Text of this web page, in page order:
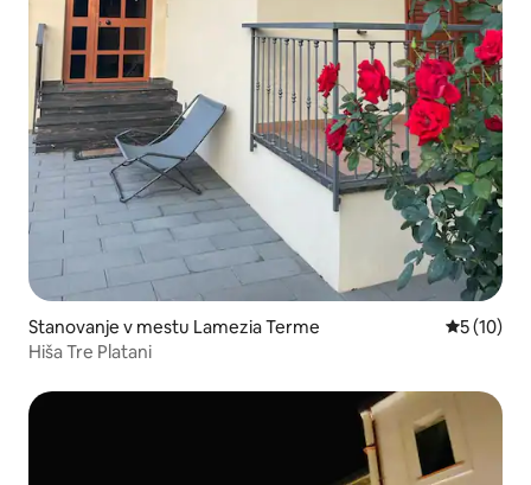
Stanovanje v mestu Lamezia Terme
5 (10)
Hiša Tre Platani